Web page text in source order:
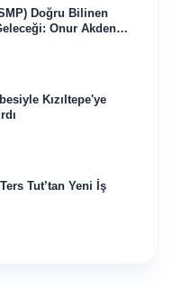
Doğru Bilinen
Onur Akdeniz
Kızıltepe'ye
Tut’tan Yeni İş